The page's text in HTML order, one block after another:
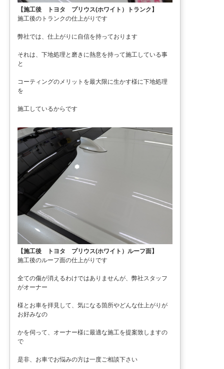
【施工後 トヨタ プリウス(ホワイト）トランク】
施工後のトランクの仕上がりです
弊社では、仕上がりに自信を持っております
それは、下地処理と磨きに熱意を持って施工している事
と
コーティングのメリットを最大限に生かす様に下地処理
を
施工しているからです
【施工後 トヨタ プリウス(ホワイト）ルーフ面】
施工後のルーフ面の仕上がりです
全ての傷が消えるわけではありませんが、弊社スタッフ
がオーナー
様とお車を拝見して、気になる箇所やどんな仕上がりが
お好みなの
かを伺って、オーナー様に最適な施工を提案致しますの
で
是非、お車でお悩みの方は一度ご相談下さい